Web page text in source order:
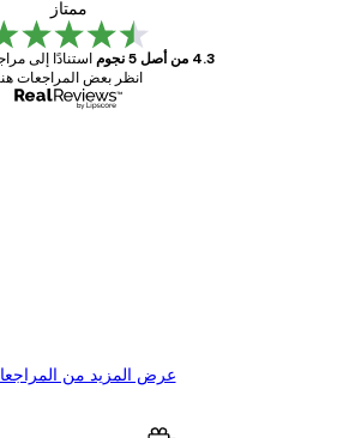
استنادًا إلى مراجعات 70875.
انظر بعض المراجعات هنا.
عرض المزيد من المراجعات هنا